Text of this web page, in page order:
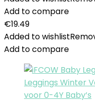
Add to compare
€19.49
Added to wishlist
Add to compare